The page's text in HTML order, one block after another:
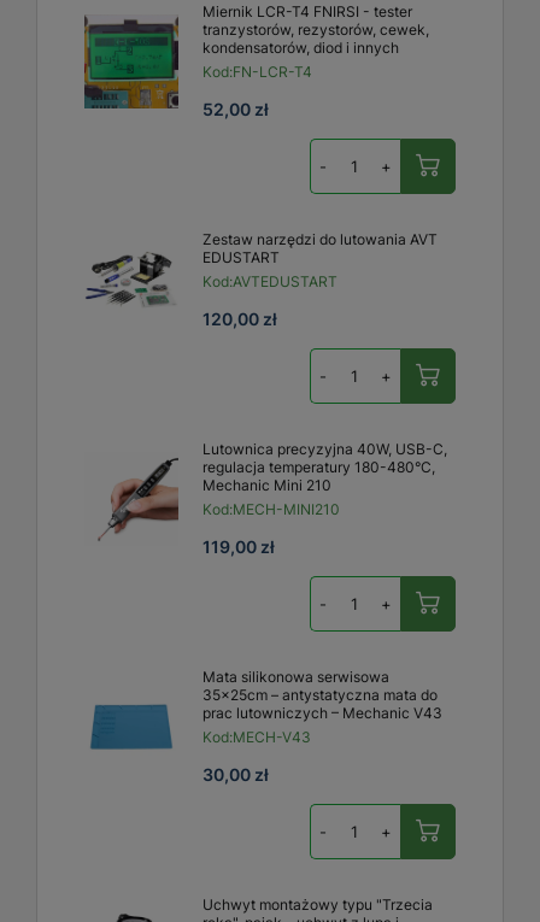
Miernik LCR-T4 FNIRSI - tester
tranzystorów, rezystorów, cewek,
kondensatorów, diod i innych
Kod:FN-LCR-T4
52,00 zł
- +
Zestaw narzędzi do lutowania AVT
EDUSTART
Kod:AVTEDUSTART
120,00 zł
- +
Lutownica precyzyjna 40W, USB-C,
regulacja temperatury 180-480°C,
Mechanic Mini 210
Kod:MECH-MINI210
119,00 zł
- +
Mata silikonowa serwisowa
35x25cm – antystatyczna mata do
prac lutowniczych – Mechanic V43
Kod:MECH-V43
30,00 zł
- +
Uchwyt montażowy typu "Trzecia